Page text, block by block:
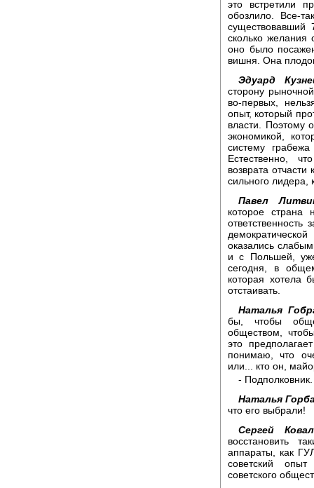
это встретили
обозлило. Все-
существовавший
сколько желания
оно было
вишня. Она
Эдуард
сторону
во-первых,
опыт, который
власти. Поэтому
экономикой,
систему
Естественно,
возврата
сильного лидера,
Павел
которое
оказались
и с Польшей,
сегодня, в
которая хотела
отстаивать.
Наталья
бы, чтобы
обществом,
это
понимаю, что
или... кто он,
- Подполковник.
Наталья
что его выбрали!
Сергей
восстановить
аппараты, как
советский
советского